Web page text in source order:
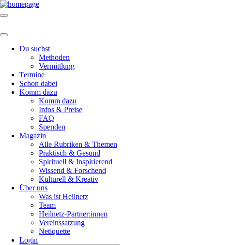
Du suchst
Methoden
Vermittlung
Termine
Schon dabei
Komm dazu
Komm dazu
Infos & Preise
FAQ
Spenden
Magazin
Alle Rubriken & Themen
Praktisch & Gesund
Spirituell & Inspirierend
Wissend & Forschend
Kulturell & Kreativ
Über uns
Was ist Heilnetz
Team
Heilnetz-Partner:innen
Vereinssatzung
Netiquette
Login